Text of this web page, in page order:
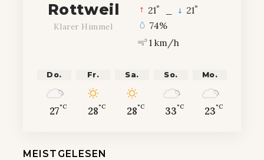
Rottweil
Klarer Himmel
21° 21°
74%
1 km/h
Do.
27°C
Fr.
28°C
Sa.
28°C
So.
33°C
Mo.
23°C
MEISTGELESEN